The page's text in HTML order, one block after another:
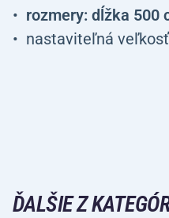
rozmery: dĺžka 500
nastaviteľná
ĎALŠIE Z